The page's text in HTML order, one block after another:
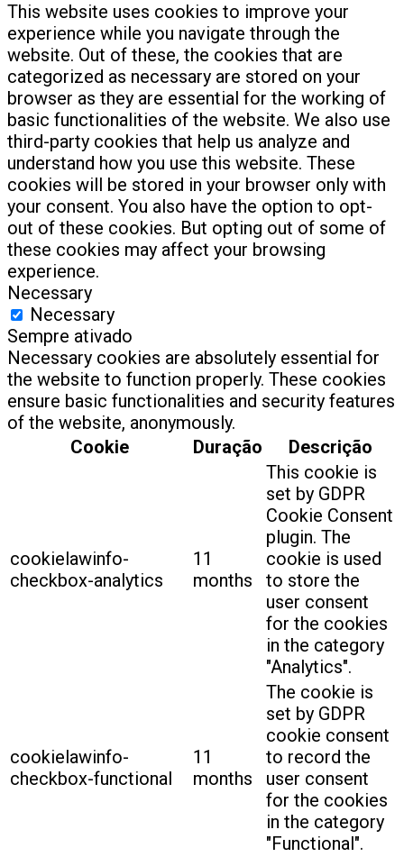
This website uses cookies to improve your
experience while you navigate through the
website. Out of these, the cookies that are
categorized as necessary are stored on your
browser as they are essential for the working of
basic functionalities of the website. We also use
third-party cookies that help us analyze and
understand how you use this website. These
cookies will be stored in your browser only with
your consent. You also have the option to opt-
out of these cookies. But opting out of some of
these cookies may affect your browsing
experience.
Necessary
Necessary
Sempre ativado
Necessary cookies are absolutely essential for
the website to function properly. These cookies
ensure basic functionalities and security features
of the website, anonymously.
Cookie
Duração Descrição
cookielawinfo-
checkbox-analytics
11
months
This cookie is
set by GDPR
Cookie Consent
plugin. The
cookie is used
to store the
user consent
for the cookies
in the category
"Analytics".
cookielawinfo-
checkbox-functional
11
months
The cookie is
set by GDPR
cookie consent
to record the
user consent
for the cookies
in the category
"Functional".